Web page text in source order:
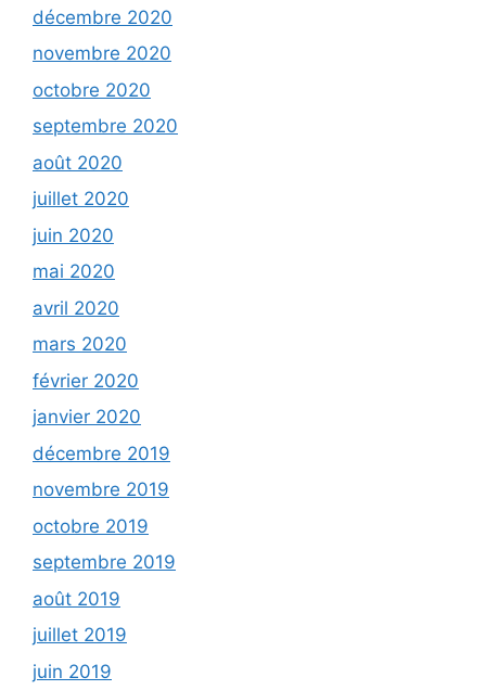
décembre 2020
novembre 2020
octobre 2020
septembre 2020
août 2020
juillet 2020
juin 2020
mai 2020
avril 2020
mars 2020
février 2020
janvier 2020
décembre 2019
novembre 2019
octobre 2019
septembre 2019
août 2019
juillet 2019
juin 2019